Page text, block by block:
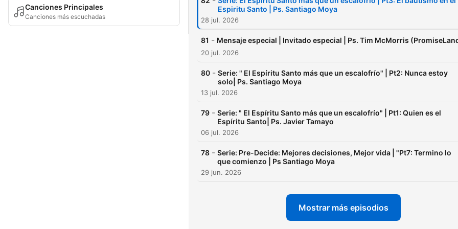
Canciones Principales
Canciones más escuchadas
Espiritu Santo | Ps. Santiago Moya
28 jul. 2026
81 - Mensaje especial | Invitado especial | Ps. Tim McMorris
20 jul. 2026
80 - Serie: " El Espíritu Santo más que un escalofrío" | Pt2: Nunca estoy
solo| Ps. Santiago Moya
13 jul. 2026
79 - Serie: " El Espíritu Santo más que un escalofrío" | Pt1: Quien es el
Espíritu Santo| Ps. Javier Tamayo
06 jul. 2026
78 - Serie: Pre-Decide: Mejores decisiones, Mejor vida | "Pt7: Termino lo
que comienzo | Ps Santiago Moya
29 jun. 2026
Mostrar más episodios